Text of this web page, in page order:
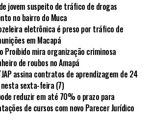
jovem suspeito de tráfico de drogas
no bairro do Muca
eletrônica é preso por tráfico de
em Macapá
Proibido mira organização criminosa
de roubos no Amapá
assina contratos de aprendizagem de 24
sexta-feira (7)
reduzir em até 70% o prazo para
de cursos com novo Parecer Jurídico